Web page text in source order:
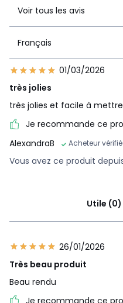
Voir tous les avis
Français
01/03/2026
très jolies
très jolies et facile à
Je recommande ce
AlexandraB
Acheteur vérifié
Vous avez ce produit
Utile (0)
26/01/2026
Très beau produit
Beau rendu
Je recommande ce